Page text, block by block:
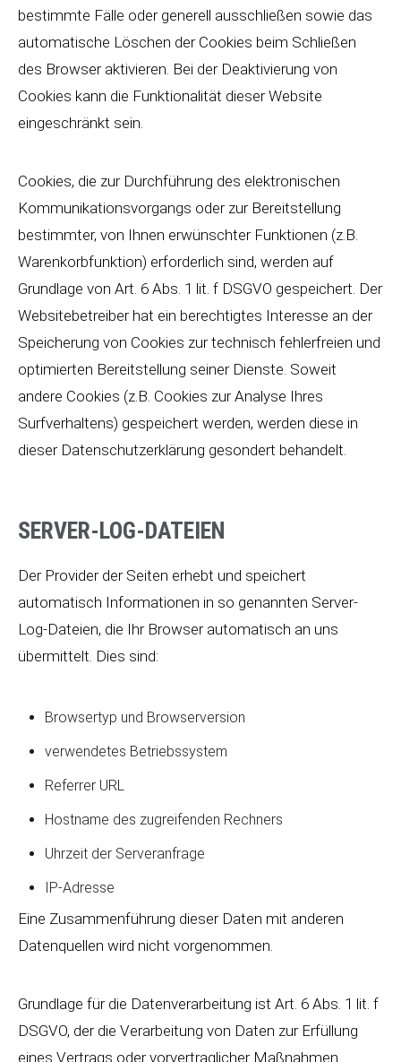
bestimmte Fälle oder generell ausschließen sowie das
automatische Löschen der Cookies beim Schließen
des Browser aktivieren. Bei der Deaktivierung von
Cookies kann die Funktionalität dieser Website
eingeschränkt sein.
Cookies, die zur Durchführung des elektronischen
Kommunikationsvorgangs oder zur Bereitstellung
bestimmter, von Ihnen erwünschter Funktionen (z.B.
Warenkorbfunktion) erforderlich sind, werden auf
Grundlage von Art. 6 Abs. 1 lit. f DSGVO gespeichert. Der
Websitebetreiber hat ein berechtigtes Interesse an der
Speicherung von Cookies zur technisch fehlerfreien und
optimierten Bereitstellung seiner Dienste. Soweit
andere Cookies (z.B. Cookies zur Analyse Ihres
Surfverhaltens) gespeichert werden, werden diese in
dieser Datenschutzerklärung gesondert behandelt.
SERVER-LOG-DATEIEN
Der Provider der Seiten erhebt und speichert
automatisch Informationen in so genannten Server-
Log-Dateien, die Ihr Browser automatisch an uns
übermittelt. Dies sind:
Browsertyp und Browserversion
verwendetes Betriebssystem
Referrer URL
Hostname des zugreifenden Rechners
Uhrzeit der Serveranfrage
IP-Adresse
Eine Zusammenführung dieser Daten mit anderen
Datenquellen wird nicht vorgenommen.
Grundlage für die Datenverarbeitung ist Art. 6 Abs. 1 lit. f
DSGVO, der die Verarbeitung von Daten zur Erfüllung
eines Vertrags oder vorvertraglicher Maßnahmen